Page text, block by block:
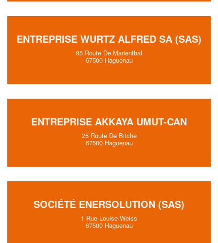
ENTREPRISE WURTZ ALFRED SA (SAS)
85 Route De Marienthal
67500 Haguenau
ENTREPRISE AKKAYA UMUT-CAN
25 Route De Bitche
67500 Haguenau
SOCIÉTÉ ENERSOLUTION (SAS)
1 Rue Louise Weiss
67500 Haguenau